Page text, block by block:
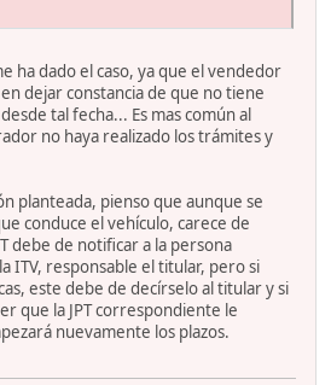
ha dado el caso, ya que el vendedor
dejar constancia de que no tiene
tal fecha... Es mas común al
no haya realizado los trámites y
planteada, pienso que aunque se
conduce el vehículo, carece de
debe de notificar a la persona
ITV, responsable el titular, pero si
este debe de decírselo al titular y si
que la JPT correspondiente le
nuevamente los plazos.